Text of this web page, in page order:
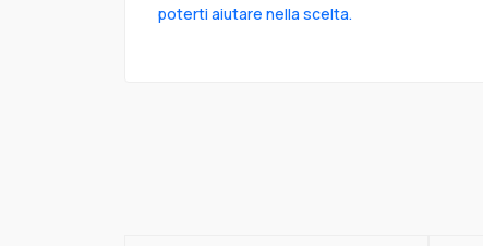
poterti aiutare nella scelta.